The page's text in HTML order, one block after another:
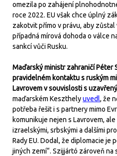
omezila po zahájení
roce 2022. EU však chce úplný
zakotvit přímo v právu, aby
případná mírová dohoda o válce
sankcí vůči Rusku.
Maďarský ministr zahraničí Péter
pravidelném kontaktu s ruským
Lavrovem v souvislosti s
maďarském Keszthelyuvedl, že
potřeba řešit i s partnery mimo
komunikuje nejen s Lavrovem,
izraelskými, srbskými a dalšími
Rady EU. Dodal, že diplomacie je
jiných zemí“. Szijjártó zároveň